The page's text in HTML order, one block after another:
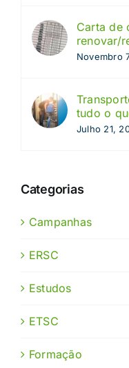
Carta de
renovar/
Novembro
tudo o
Julho 21,
Categorias
Campanhas
ERSC
Estudos
ETSC
Formação